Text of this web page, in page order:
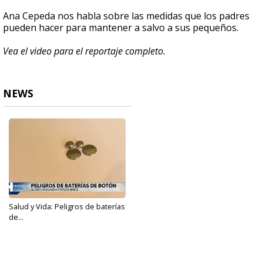
Ana Cepeda nos habla sobre las medidas que los padres
pueden hacer para mantener a salvo a sus pequeños.
Vea el video para el reportaje completo.
NEWS
Salud y Vida: Peligros de baterías
de...